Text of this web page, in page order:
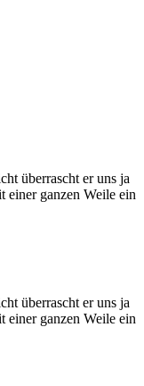
überrascht er uns ja
einer ganzen Weile ein
überrascht er uns ja
einer ganzen Weile ein